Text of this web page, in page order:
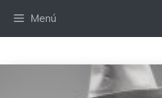
Menú